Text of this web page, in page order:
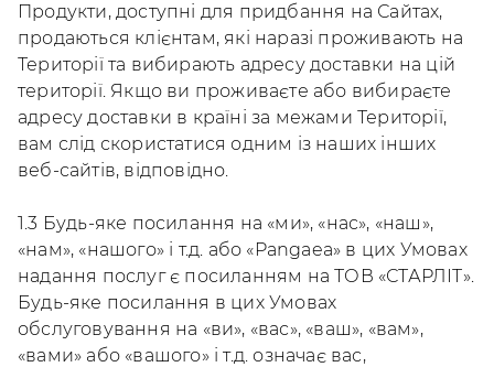
Продукти, доступні для придбання на Сайтах,
продаються клієнтам, які наразі проживають на
Території та вибирають адресу доставки на цій
території. Якщо ви проживаєте або вибираєте
адресу доставки в країні за межами Території,
вам слід скористатися одним із наших інших
веб-сайтів, відповідно.
1.3 Будь-яке посилання на «ми», «нас», «наш»,
«нам», «нашого» і т.д. або «Pangaea» в цих Умовах
надання послуг є посиланням на ТОВ «СТАРЛІТ».
Будь-яке посилання в цих Умовах
обслуговування на «ви», «вас», «ваш», «вам»,
«вами» або «вашого» і т.д. означає вас,